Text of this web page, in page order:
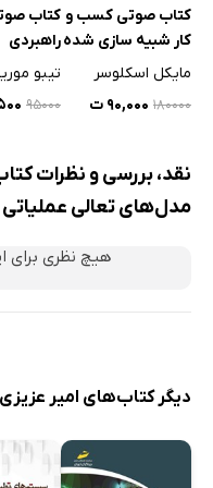
کتاب صوتی کسب و
کار شبیه سازی شده
مایکل اسکلوسر
۱۸۰۰۰۰ ۹۰,۰۰۰ ت
کتاب
راهبردی
تیبو
۹۵۰۰۰
نقد، بررسی و نظرات
مدل‌های تعالی عملیاتی
هیچ نظری
دیگر کتاب‌های امیر عزیزی